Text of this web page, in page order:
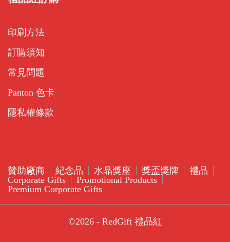
印刷方法
訂購須知
常見問題
Panton 色卡
隱私權條款
贊助廠商 紀念品 水晶獎座 獎盃獎牌
禮品
Corporate Gifts
Promotional Products
Premium Corporate Gifts
©2026 - RedGift 禮品紅